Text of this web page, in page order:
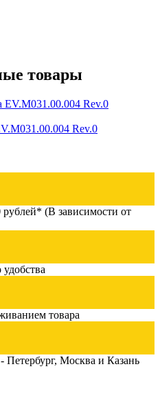
товары
Rev.0
рублей* (В зависимости от
товара
Петербург, Москва и Казань